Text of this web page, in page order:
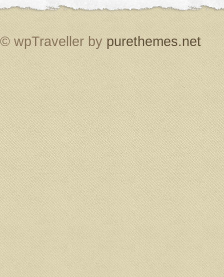
© wpTraveller bypurethemes.net